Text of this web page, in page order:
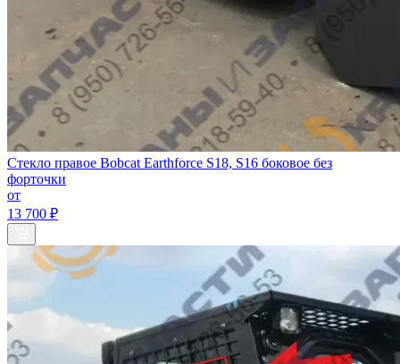
Стекло правое Bobcat Earthforce S18, S16 боковое без
форточки
от
13 700 ₽